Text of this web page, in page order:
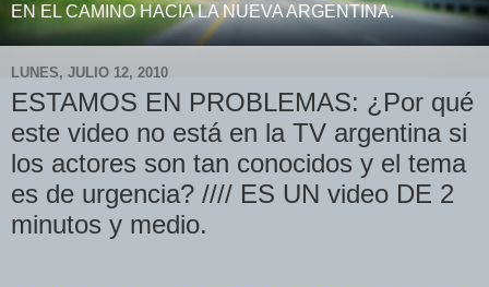
EN EL CAMINO HACIA LA NUEVA ARGENTINA.
LUNES, JULIO 12, 2010
ESTAMOS EN PROBLEMAS: ¿Por qué
este video no está en la TV argentina si
los actores son tan conocidos y el tema
es de urgencia? //// ES UN video DE 2
minutos y medio.